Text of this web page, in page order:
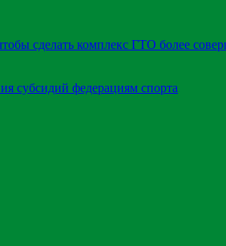
сделать комплекс ГТО более